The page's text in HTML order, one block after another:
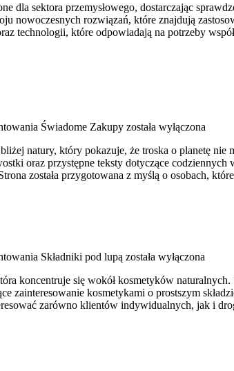
dla sektora przemysłowego, dostarczając
nowoczesnych rozwiązań, które znajdują
technologii, które odpowiadają na potrzeby
Świadome Zakupy została wyłączona
natury, który pokazuje, że troska o planetę
oraz przystępne teksty dotyczące
została przygotowana z myślą o osobach,
Składniki pod lupą została wyłączona
koncentruje się wokół kosmetyków
zainteresowanie kosmetykami o prostszym
zarówno klientów indywidualnych, jak i